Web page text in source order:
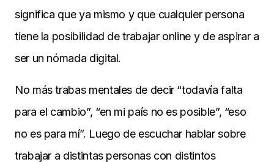
significa que ya mismo y que cualquier persona
tiene la posibilidad de trabajar online y de aspirar a
ser un nómada digital.
No más trabas mentales de decir “todavía falta
para el cambio”, “en mi país no es posible”, “eso
no es para mí”. Luego de escuchar hablar sobre
trabajar a distintas personas con distintos